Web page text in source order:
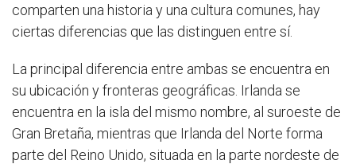
comparten una historia y una cultura comunes, hay
ciertas diferencias que las distinguen entre sí.
La principal diferencia entre ambas se encuentra en
su ubicación y fronteras geográficas. Irlanda se
encuentra en la isla del mismo nombre, al suroeste de
Gran Bretaña, mientras que Irlanda del Norte forma
parte del Reino Unido, situada en la parte nordeste de